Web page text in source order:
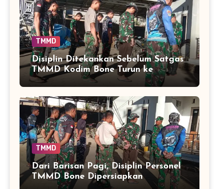
TMMD
Disiplin Ditekankan Sebelum Satgas
TMMD Kodim Bone Turun ke
Sasaran
TMMD
Dari Barisan Pagi, Disiplin Personel
TMMD Bone Dipersiapkan